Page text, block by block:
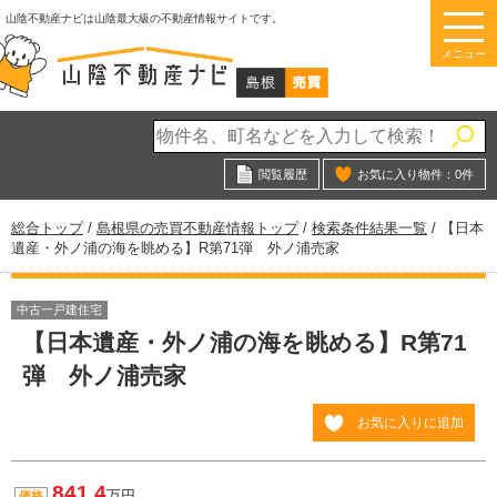
このページの本文へ
山陰不動産ナビは山陰最大級の不動産情報サイトです。
メニュー
閲覧履歴 お気に入り物件： 0件
現
在
の
置：
総合トップ/ 島根県の売買不動産情報トップ/ 検索条件結果一覧 /
【日本
遺産・外ノ浦の海を眺める】R第71弾 外ノ浦売家
中古一戸建住宅
【日本遺産・外ノ浦の海を眺める】R第71
弾 外ノ浦売家
お気に入りに追加